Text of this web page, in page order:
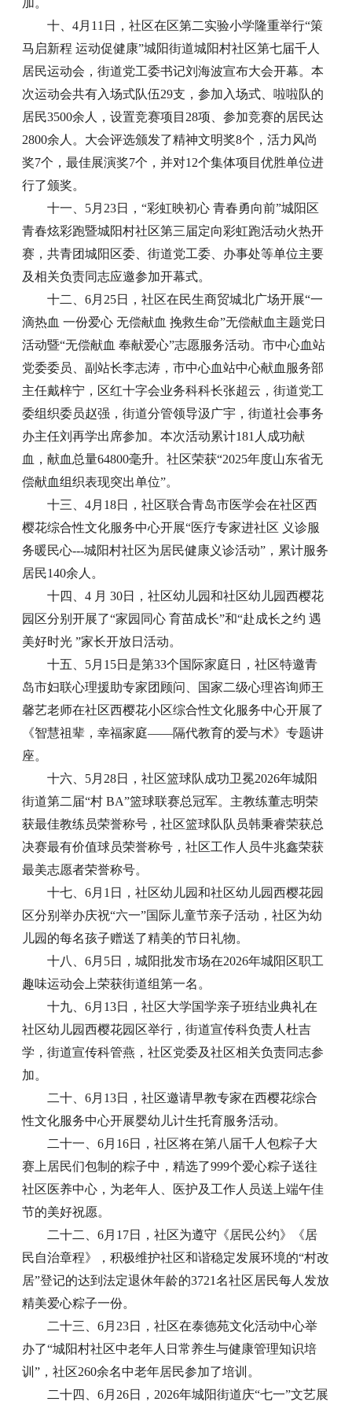
加。
十、4月11日，社区在区第二实验小学隆重举行“策
马启新程 运动促健康”城阳街道城阳村社区第七届千人
居民运动会，街道党工委书记刘海波宣布大会开幕。本
次运动会共有入场式队伍29支，参加入场式、啦啦队的
居民3500余人，设置竞赛项目28项、参加竞赛的居民达
2800余人。大会评选颁发了精神文明奖8个，活力风尚
奖7个，最佳展演奖7个，并对12个集体项目优胜单位进
行了颁奖。
十一、5月23日，“彩虹映初心 青春勇向前”城阳区
青春炫彩跑暨城阳村社区第三届定向彩虹跑活动火热开
赛，共青团城阳区委、街道党工委、办事处等单位主要
及相关负责同志应邀参加开幕式。
十二、6月25日，社区在民生商贸城北广场开展“一
滴热血 一份爱心 无偿献血 挽救生命”无偿献血主题党日
活动暨“无偿献血 奉献爱心”志愿服务活动。市中心血站
党委委员、副站长李志涛，市中心血站中心献血服务部
主任戴梓宁，区红十字会业务科科长张超云，街道党工
委组织委员赵强，街道分管领导汲广宇，街道社会事务
办主任刘再学出席参加。本次活动累计181人成功献
血，献血总量64800毫升。社区荣获“2025年度山东省无
偿献血组织表现突出单位”。
十三、4月18日，社区联合青岛市医学会在社区西
樱花综合性文化服务中心开展“医疗专家进社区 义诊服
务暖民心---城阳村社区为居民健康义诊活动”，累计服务
居民140余人。
十四、4 月 30日，社区幼儿园和社区幼儿园西樱花
园区分别开展了“家园同心 育苗成长”和“赴成长之约 遇
美好时光 ”家长开放日活动。
十五、5月15日是第33个国际家庭日，社区特邀青
岛市妇联心理援助专家团顾问、国家二级心理咨询师王
馨艺老师在社区西樱花小区综合性文化服务中心开展了
《智慧祖辈，幸福家庭——隔代教育的爱与术》专题讲
座。
十六、5月28日，社区篮球队成功卫冕2026年城阳
街道第二届“村 BA”篮球联赛总冠军。主教练董志明荣
获最佳教练员荣誉称号，社区篮球队队员韩秉睿荣获总
决赛最有价值球员荣誉称号，社区工作人员牛兆鑫荣获
最美志愿者荣誉称号。
十七、6月1日，社区幼儿园和社区幼儿园西樱花园
区分别举办庆祝“六一”国际儿童节亲子活动，社区为幼
儿园的每名孩子赠送了精美的节日礼物。
十八、6月5日，城阳批发市场在2026年城阳区职工
趣味运动会上荣获街道组第一名。
十九、6月13日，社区大学国学亲子班结业典礼在
社区幼儿园西樱花园区举行，街道宣传科负责人杜吉
学，街道宣传科管燕，社区党委及社区相关负责同志参
加。
二十、6月13日，社区邀请早教专家在西樱花综合
性文化服务中心开展婴幼儿计生托育服务活动。
二十一、6月16日，社区将在第八届千人包粽子大
赛上居民们包制的粽子中，精选了999个爱心粽子送往
社区医养中心，为老年人、医护及工作人员送上端午佳
节的美好祝愿。
二十二、6月17日，社区为遵守《居民公约》《居
民自治章程》，积极维护社区和谐稳定发展环境的“村改
居”登记的达到法定退休年龄的3721名社区居民每人发放
精美爱心粽子一份。
二十三、6月23日，社区在泰德苑文化活动中心举
办了“城阳村社区中老年人日常养生与健康管理知识培
训”，社区260余名中老年居民参加了培训。
二十四、6月26日，2026年城阳街道庆“七一”文艺展